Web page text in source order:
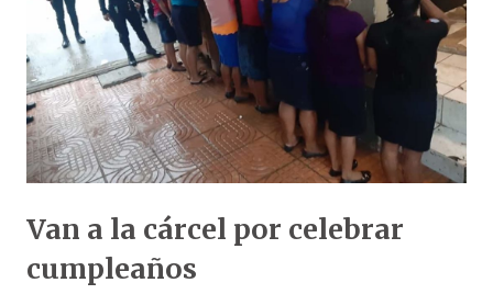
Van a la cárcel por celebrar
cumpleaños